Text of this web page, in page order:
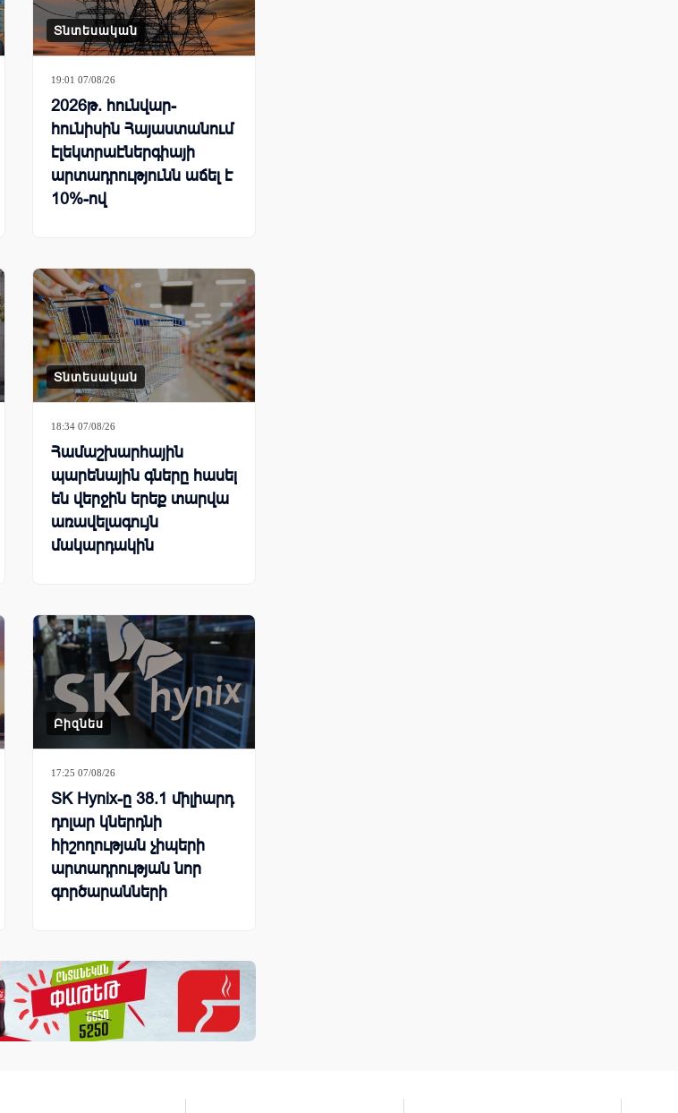
Տնտեսական
19:01 07/08/26
2026թ. հունվար-
հունիսին Հայաստանում
էլեկտրաէներգիայի
արտադրությունն աճել է
10%-ով
Տնտեսական
18:34 07/08/26
Համաշխարհային
պարենային գները հասել
են վերջին երեք տարվա
առավելագույն
մակարդակին
Բիզնես
17:25 07/08/26
SK Hynix-ը 38.1 միլիարդ
դոլար կներդնի
հիշողության չիպերի
արտադրության նոր
գործարանների